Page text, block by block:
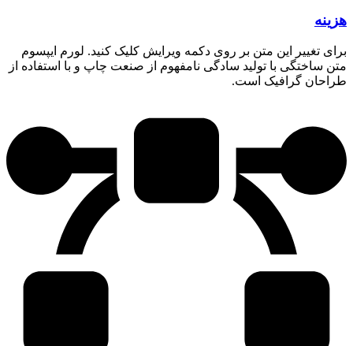
هزینه
برای تغییر این متن بر روی دکمه ویرایش کلیک کنید. لورم ایپسوم
متن ساختگی با تولید سادگی نامفهوم از صنعت چاپ و با استفاده از
طراحان گرافیک است.​